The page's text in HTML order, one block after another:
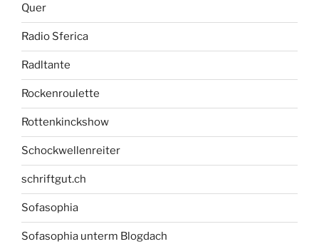
Quer
Radio Sferica
Radltante
Rockenroulette
Rottenkinckshow
Schockwellenreiter
schriftgut.ch
Sofasophia
Sofasophia unterm Blogdach